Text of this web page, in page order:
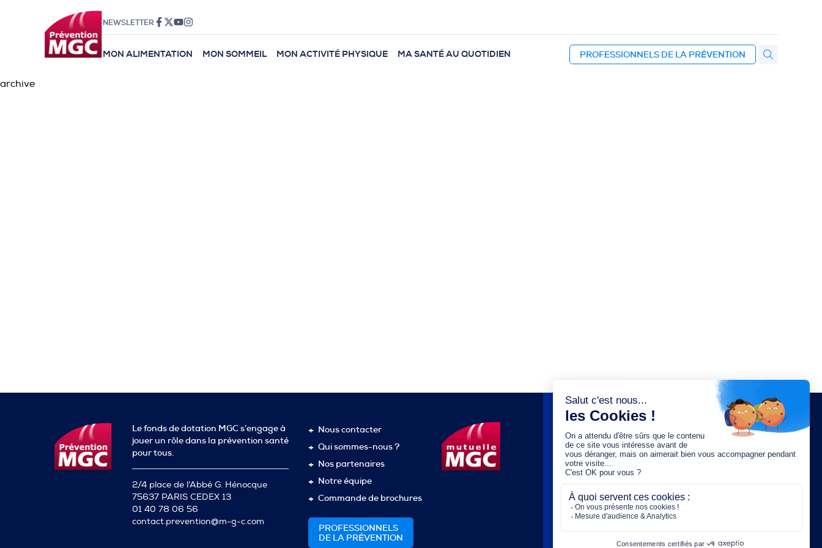
NEWSLETTER
MON ALIMENTATION MON SOMMEIL MON ACTIVITÉ PHYSIQUE MA SANTÉ AU QUOTIDIEN PROFESSIONNELS DE LA PRÉVENTION
archive
Le fonds de dotation MGC s’engage à
jouer un rôle dans la prévention santé
pour tous.
2/4 place de l’Abbé G. Hénocque
75637 PARIS CEDEX 13
01 40 78 06 56
contact.prevention@m-g-c.com
Nous contacter
Qui sommes-nous ?
Nos partenaires
Notre équipe
Commande de brochures
PROFESSIONNELS
DE LA PRÉVENTION
Saisissez votre adresse e-mail :
Rejoignez-nous :